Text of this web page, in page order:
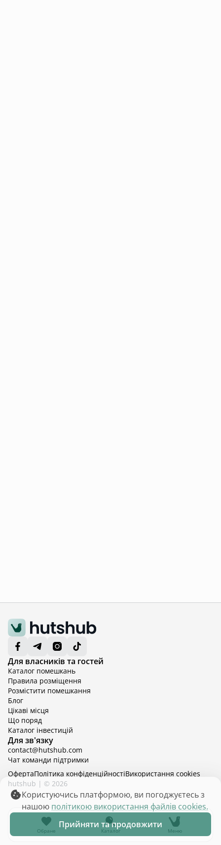
Для власників та гостей
Каталог помешкань
Правила розміщення
Розмістити помешкання
Блог
Цікаві місця
Що поряд
Каталог інвестицій
Для зв'язку
contact@hutshub.com
Чат команди підтримки
hutshub | © 2026
ОфертаПолітика конфіденційностіBикористання cookies
Користуючись платформою, ви погоджуєтесь з
нашою політикою використання файлів cookies.
Прийняти та продовжити
Обране Каталог Меню